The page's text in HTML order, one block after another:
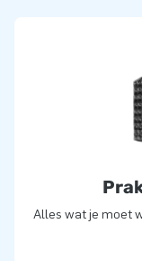
Alles wat je moet